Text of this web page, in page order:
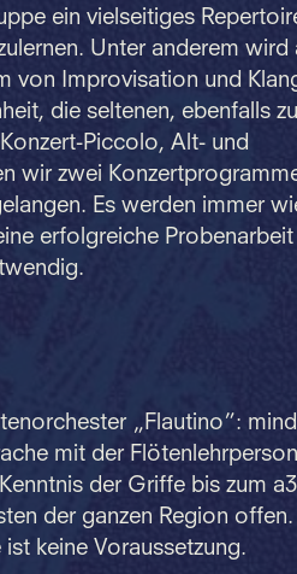
ein vielseitiges
Unter anderem wird
von Improvisation und
die seltenen, ebenfalls
Piccolo, Alt- und
wir zwei
Es werden immer
erfolgreiche
„Flautino”:
mit der
der Griffe bis zum
der ganzen Region
keine Voraussetzung.